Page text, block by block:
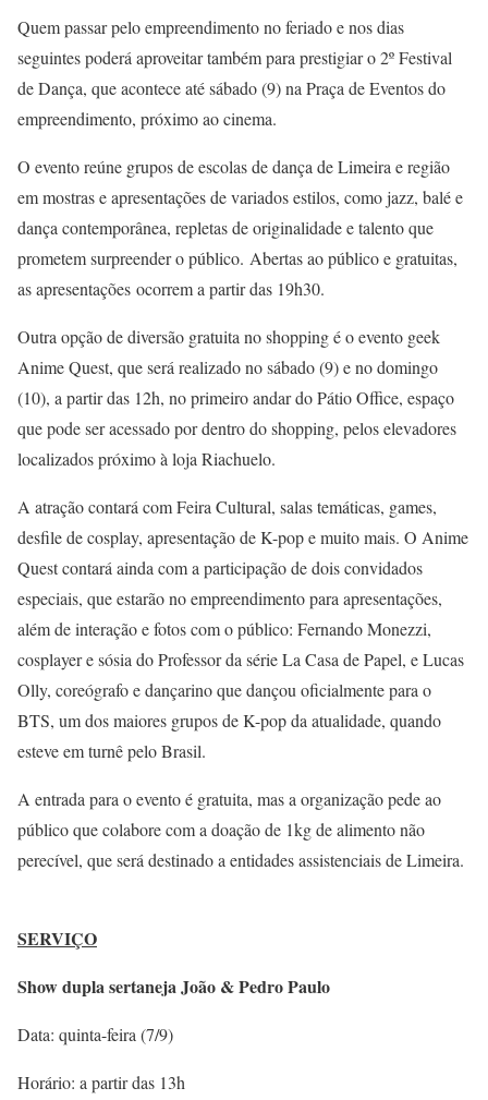
Quem passar pelo empreendimento no feriado e nos dias
seguintes poderá aproveitar também para prestigiar o 2º Festival
de Dança, que acontece até sábado (9) na Praça de Eventos do
empreendimento, próximo ao cinema.
O evento reúne grupos de escolas de dança de Limeira e região
em mostras e apresentações de variados estilos, como jazz, balé e
dança contemporânea, repletas de originalidade e talento que
prometem surpreender o público. Abertas ao público e gratuitas,
as apresentações ocorrem a partir das 19h30.
Outra opção de diversão gratuita no shopping é o evento geek
Anime Quest, que será realizado no sábado (9) e no domingo
(10), a partir das 12h, no primeiro andar do Pátio Office, espaço
que pode ser acessado por dentro do shopping, pelos elevadores
localizados próximo à loja Riachuelo.
A atração contará com Feira Cultural, salas temáticas, games,
desfile de cosplay, apresentação de K-pop e muito mais. O Anime
Quest contará ainda com a participação de dois convidados
especiais, que estarão no empreendimento para apresentações,
além de interação e fotos com o público: Fernando Monezzi,
cosplayer e sósia do Professor da série La Casa de Papel, e Lucas
Olly, coreógrafo e dançarino que dançou oficialmente para o
BTS, um dos maiores grupos de K-pop da atualidade, quando
esteve em turnê pelo Brasil.
A entrada para o evento é gratuita, mas a organização pede ao
público que colabore com a doação de 1kg de alimento não
perecível, que será destinado a entidades assistenciais de Limeira.
SERVIÇO
Show dupla sertaneja João & Pedro Paulo
Data: quinta-feira (7/9)
Horário: a partir das 13h